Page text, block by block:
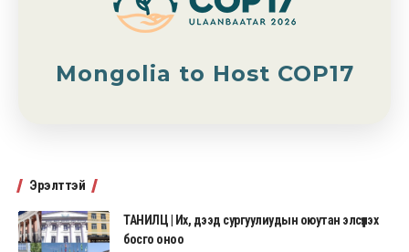
Mongolia to Host COP17
Эрэлттэй
ТАНИЛЦ | Их, дээд сургуулиудын оюутан элсүүлэх
босго оноо